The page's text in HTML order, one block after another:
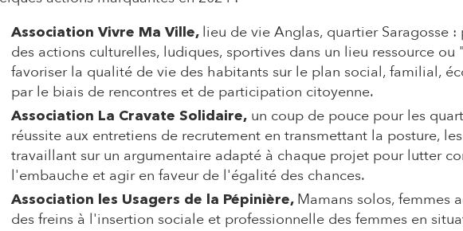
Association Vivre Ma Ville, lieu de vie Anglas, quartier Saragosse
des actions culturelles, ludiques, sportives dans un lieu ressource ou
favoriser la qualité de vie des habitants sur le plan social, familial,
par le biais de rencontres et de participation citoyenne.
Association La Cravate Solidaire, un coup de pouce pour les
réussite aux entretiens de recrutement en transmettant la posture,
travaillant sur un argumentaire adapté à chaque projet pour lutter
l'embauche et agir en faveur de l'égalité des chances.
Association les Usagers de la Pépinière, Mamans solos, femmes
des freins à l'insertion sociale et professionnelle des femmes en